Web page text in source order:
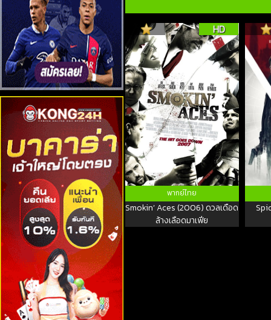
HD
พากย์ไทย
Smokin’ Aces (2006) ดวลเดือด
ล้างเลือดมาเฟีย